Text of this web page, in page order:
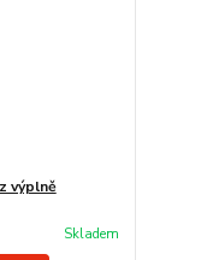
výplně
Skladem